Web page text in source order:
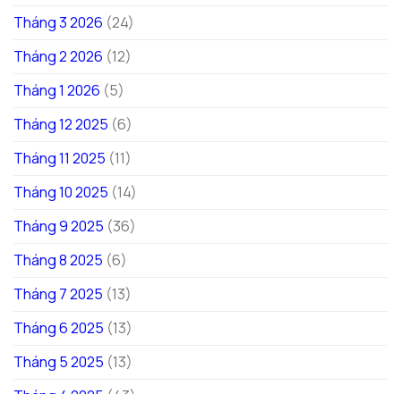
Tháng 3 2026 (24)
Tháng 2 2026 (12)
Tháng 1 2026 (5)
Tháng 12 2025 (6)
Tháng 11 2025 (11)
Tháng 10 2025 (14)
Tháng 9 2025 (36)
Tháng 8 2025 (6)
Tháng 7 2025 (13)
Tháng 6 2025 (13)
Tháng 5 2025 (13)